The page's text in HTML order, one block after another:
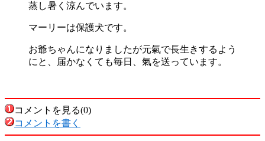
蒸し暑く涼んでいます。
マーリーは保護犬です。
お爺ちゃんになりましたが元氣で長生きするよう
にと、届かなくても毎日、氣を送っています。
コメントを見る(0)
コメントを書く